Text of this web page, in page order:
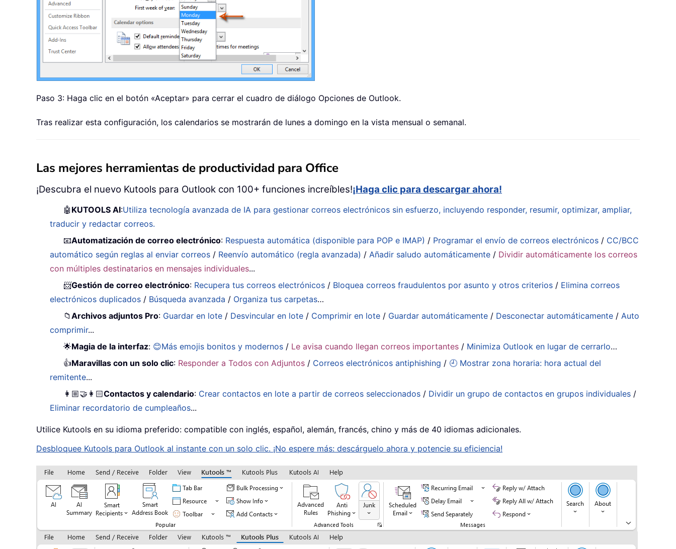
Paso 3: Haga clic en el botón «Aceptar» para cerrar el cuadro de diálogo Opciones de Outlook.
Tras realizar esta configuración, los calendarios se mostrarán de lunes a domingo en la vista mensual o semanal.
Las mejores herramientas de productividad para Office
¡Descubra el nuevo Kutools para Outlook con 100+ funciones increíbles!¡Haga clic para descargar ahora!
🤖 KUTOOLS AI:Utiliza tecnología avanzada de IA para gestionar correos electrónicos sin esfuerzo, incluyendo responder, resumir, optimizar, ampliar,
traducir y redactar correos.
📧Automatización de correo electrónico: Respuesta automática (disponible para POP e IMAP) / Programar el envío de correos electrónicos / CC/BCC
automático según reglas al enviar correos / Reenvío automático (regla avanzada) /Añadir saludo automáticamente / Dividir automáticamente los correos
con múltiples destinatarios en mensajes individuales...
📨Gestión de correo electrónico: Recupera tus correos electrónicos / Bloquea correos fraudulentos por asunto y otros criterios / Elimina correos
electrónicos duplicados / Búsqueda avanzada / Organiza tus carpetas…
📁Archivos adjuntos Pro: Guardar en lote / Desvincular en lote / Comprimir en lote / Guardar automáticamente / Desconectar automáticamente /Auto
comprimir...
🌟Magia de la interfaz: 😊Más emojis bonitos y modernos / Le avisa cuando llegan correos importantes / Minimiza Outlook en lugar de cerrarlo…
👍Maravillas con un solo clic: Responder a Todos con Adjuntos / Correos electrónicos antiphishing / 🕘 Mostrar zona horaria: hora actual del
remitente...
👩🏼‍🤝‍👩🏻Contactos y calendario: Crear contactos en lote a partir de correos seleccionados / Dividir un grupo de contactos en grupos individuales /
Eliminar recordatorio de cumpleaños...
Utilice Kutools en su idioma preferido: compatible con inglés, español, alemán, francés, chino y más de 40 idiomas adicionales.
Desbloquee Kutools para Outlook al instante con un solo clic. ¡No espere más: descárguelo ahora y potencie su eficiencia!